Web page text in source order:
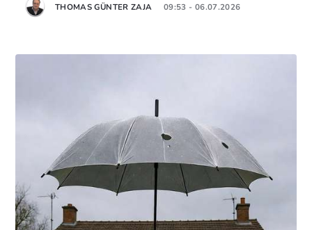
THOMAS GÜNTER ZAJA 09:53 - 06.07.2026